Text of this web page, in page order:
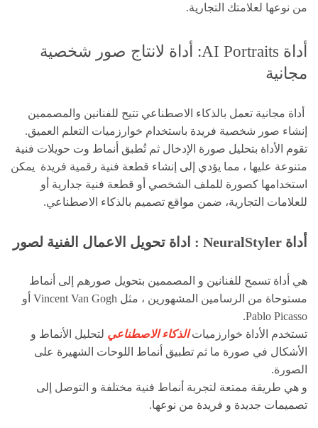
من نوعها لعلامتك التجارية.
أداة AI Portraits: أداة لانتاج صور شخصية
مجانية
أداة مجانية تعمل بالذكاء الاصطناعي تتيح للفنانين والمصممين
إنشاء صور شخصية فريدة باستخدام خوارزميات التعلم العميق.
تقوم الأداة بتحليل صورة الإدخال ثم تُطبق أنماط وت حويلات فنية
متنوعة عليها ، مما يؤدي إلى إنشاء قطعة فنية رقمية فريدة يمكن
استخدامها كصورة للملف الشخصي أو قطعة فنية جدارية أو
للعلامات التجارية، ضمن مواقع تصميم بالذكاء الاصطناعي.
أداة NeuralStyler : اداة تحويل الاعمال الفنية لصور
هي أداة تسمح للفنانين و المصممين بتحويل صورهم إلى أنماط
مستوحاة من الرسامين المشهورين ، مثل Vincent Van Gogh أو
Pablo Picasso.
تستخدم الأداة خوارزمياتالذكاء الاصطناعي لتحليل الأنماط و
الأشكال في صورة ما ثم تطبيق أنماط اللوحات الشهيرة على
الصورة.
و هي طريقة ممتعة لتجربة أنماط فنية مختلفة و التوصل إلى
تصميمات جديدة و فريدة من نوعها.